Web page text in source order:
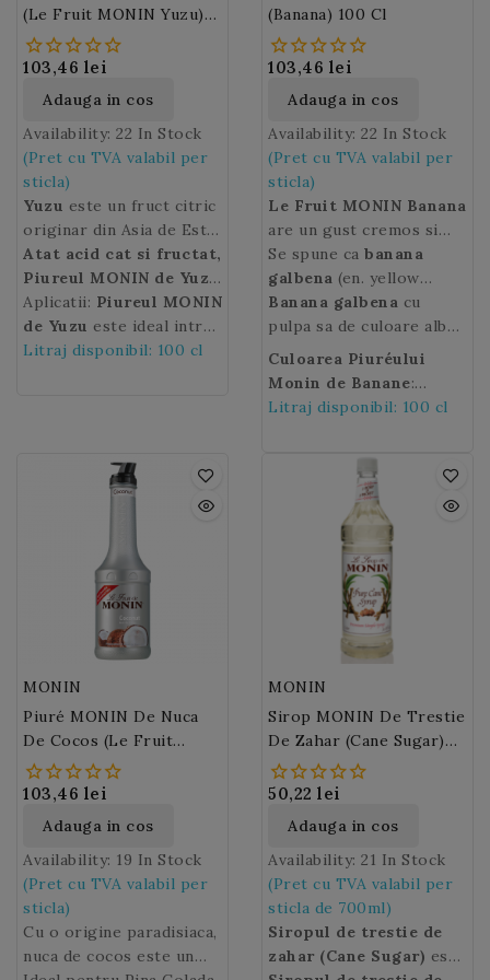
(Le Fruit MONIN Yuzu)
100 Cl
103,46 lei
Adauga in cos
Availability: 22 In Stock
(Pret cu TVA valabil per
sticla)
Yuzu este un fruct citric
originar din Asia de Est,
utilizat pe scara larga in
bucataria japoneza. Coaja
sa este groasa, galbena,
iar dimensiunea sa
variaza intre cea a unei
intre cel de lamaie,
lamaie verde si
Atat acid cat si fructat,
Piureul MONIN de Yuzu
adauga o savoare
racoritoare tuturor
cocktailurilor si
Aplicatii: Piureul MONIN
de Yuzu este ideal intr-
un cocktail Margarita
Litraj disponibil: 100 cl
(Banana) 100 Cl
103,46 lei
Adauga in cos
Availability: 22 In Stock
(Pret cu TVA valabil per
sticla)
Le Fruit MONIN Banana
are un gust cremos si
onctuos de banane
coapte.Piureul MONIN
de Bananeeste ideal
pentru a crea o
multitudine de bauturi
delicioase cu o textura
bogata si un gust intens:
cocktail-uri, smoothie,
limonade sau deserturi.
Se spune ca banana
galbena (en. yellow
banana) ar fi fost primul
fruct cultivat de catre
om de aproximativ
10.000 de ani.
Banana galbena cu
pulpa sa de culoare alba,
foarte aromata, este cel
mai popular fruct
tropical.
Culoarea Piuréului
Monin de Banane:
galben bej.
Litraj disponibil: 100 cl
MONIN
Piuré MONIN De Nuca
De Cocos (Le Fruit
MONIN Coconut) 100 Cl
103,46 lei
Adauga in cos
Availability: 19 In Stock
(Pret cu TVA valabil per
sticla)
Cu o origine paradisiaca,
nuca de cocos este un
MONIN
Sirop MONIN De Trestie
De Zahar (Cane Sugar)
700ml
50,22 lei
Adauga in cos
Availability: 21 In Stock
(Pret cu TVA valabil per
sticla de 700ml)
Siropul de trestie de
zahar (Cane Sugar) este